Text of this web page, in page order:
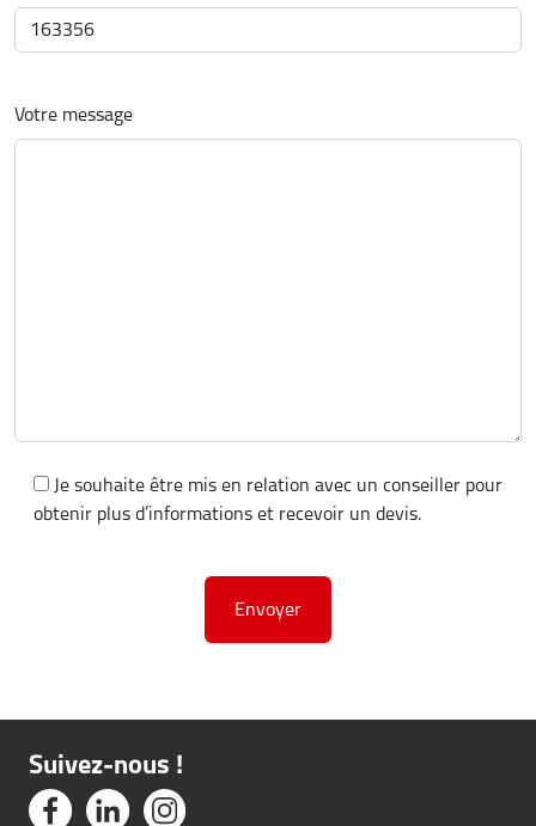
Votre message
Je souhaite être mis en relation avec un conseiller pour
obtenir plus d’informations et recevoir un devis.
Suivez-nous !